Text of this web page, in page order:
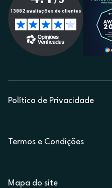
Política de Privacidade
Termos e Condições
Mapa do site